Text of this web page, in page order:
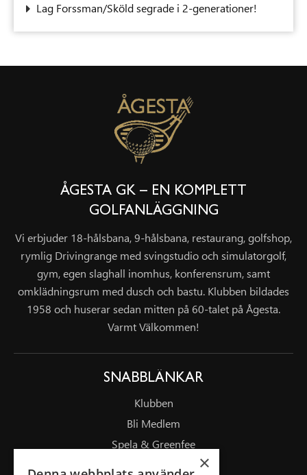
Lag Forssman/Sköld segrade i 2-generationer!
SNABBLÄNKAR
Klubben
Bli Medlem
Spela & Greenfee
ÅGESTA GK – EN KOMPLETT
GOLFANLÄGGNING
Vi erbjuder 18-hålsbana, 9-hålsbana, restaurang, golfshop,
rymlig Drivingrange med svingstudio och simulatorgolf,
gym, egen slaghall inomhus, konferensrum, samt
omklädningsrum med dusch och bastu. Klubben bildades
1958 och huserar sedan mitten på 60-talet på Ågesta.
Varmt Välkommen!
×